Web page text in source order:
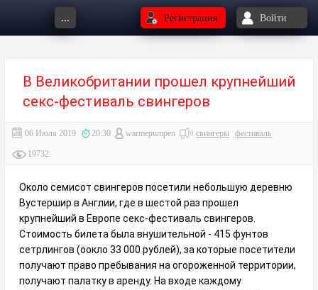
... Регистрация Войти
В Великобритании прошел крупнейший
секс-фестиваль свингеров
06 Июля 2019 20:30 warmepumpen свингеры фестиваль
19732
Около семисот свингеров посетили небольшую деревню
Вустершир в Англии, где в шестой раз прошел
крупнейший в Европе секс-фестиваль свингеров.
Стоимость билета была внушительной - 415 фунтов
сетрлингов (оокло 33 000 рублей), за которые посетители
получают право пребывания на огороженной территории,
получают палатку в аренду. На входе каждому